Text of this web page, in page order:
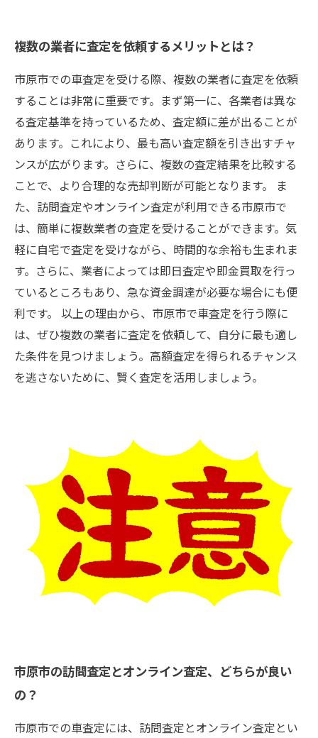
複数の業者に査定を依頼するメリットとは？
市原市での車査定を受ける際、複数の業者に査定を依頼
することは非常に重要です。まず第一に、各業者は異な
る査定基準を持っているため、査定額に差が出ることが
あります。これにより、最も高い査定額を引き出すチャ
ンスが広がります。さらに、複数の査定結果を比較する
ことで、より合理的な売却判断が可能となります。 ま
た、訪問査定やオンライン査定が利用できる市原市で
は、簡単に複数業者の査定を受けることができます。気
軽に自宅で査定を受けながら、時間的な余裕も生まれま
す。さらに、業者によっては即日査定や即金買取を行っ
ているところもあり、急な資金調達が必要な場合にも便
利です。 以上の理由から、市原市で車査定を行う際に
は、ぜひ複数の業者に査定を依頼して、自分に最も適し
た条件を見つけましょう。高額査定を得られるチャンス
を逃さないために、賢く査定を活用しましょう。
市原市の訪問査定とオンライン査定、どちらが良い
の？
市原市での車査定には、訪問査定とオンライン査定とい